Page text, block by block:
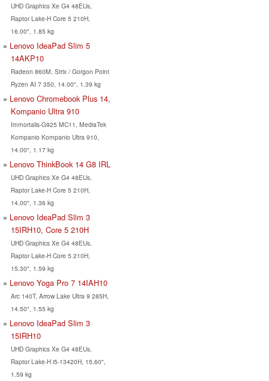
UHD Graphics Xe G4 48EUs,
Raptor Lake-H Core 5 210H,
16.00", 1.85 kg
Lenovo IdeaPad Slim 5
14AKP10
Radeon 860M, Strix / Gorgon Point
Ryzen AI 7 350, 14.00", 1.39 kg
Lenovo Chromebook Plus 14,
Kompanio Ultra 910
Immortalis-G925 MC11, MediaTek
Kompanio Kompanio Ultra 910,
14.00", 1.17 kg
Lenovo ThinkBook 14 G8 IRL
UHD Graphics Xe G4 48EUs,
Raptor Lake-H Core 5 210H,
14.00", 1.36 kg
Lenovo IdeaPad Slim 3
15IRH10, Core 5 210H
UHD Graphics Xe G4 48EUs,
Raptor Lake-H Core 5 210H,
15.30", 1.59 kg
Lenovo Yoga Pro 7 14IAH10
Arc 140T, Arrow Lake Ultra 9 285H,
14.50", 1.55 kg
Lenovo IdeaPad Slim 3
15IRH10
UHD Graphics Xe G4 48EUs,
Raptor Lake-H i5-13420H, 15.60",
1.59 kg